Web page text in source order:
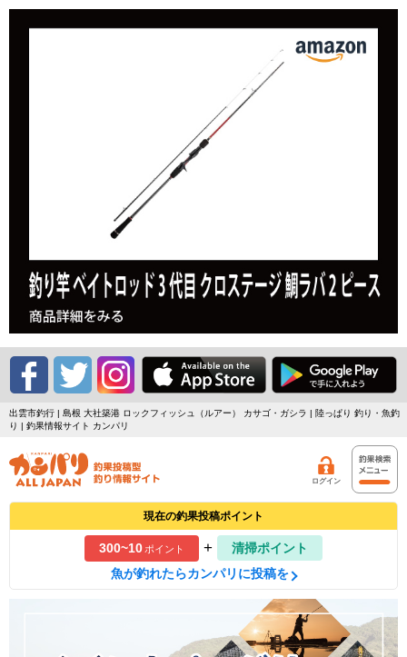
出雲市釣行 | 島根 大社築港 ロックフィッシュ（ルアー） カサゴ・ガシラ | 陸っぱり 釣り・魚釣
り | 釣果情報サイト カンパリ
ログイン
現在の釣果投稿ポイント
300~10ポイント +
清掃ポイント
魚が釣れたらカンパリに投稿を